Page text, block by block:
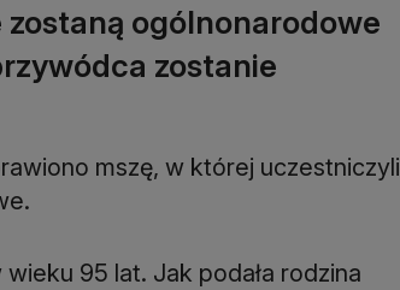
ogólnonarodowe
zostanie
mszę, w której uczestniczyli
95 lat. Jak podała rodzina